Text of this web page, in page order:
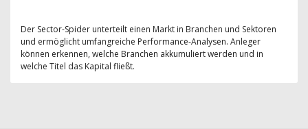
Der Sector-Spider unterteilt einen Markt in Branchen und Sektoren
und ermöglicht umfangreiche Performance-Analysen. Anleger
können erkennen, welche Branchen akkumuliert werden und in
welche Titel das Kapital fließt.